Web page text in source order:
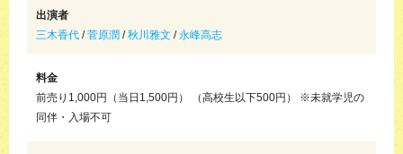
出演者
三木香代 /菅原潤 /秋川雅文 /永峰高志
料金
前売り1,000円（当日1,500円） （高校生以下500円） ※未就学児の
同伴・入場不可